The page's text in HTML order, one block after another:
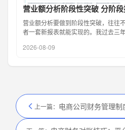
营业额分析阶段性突破 分阶
营业额分析要做到阶段性突破，往往
者一套新报表就能实现的。我过去三
2026-08-09
上一篇： 电商公司财务管理制度：